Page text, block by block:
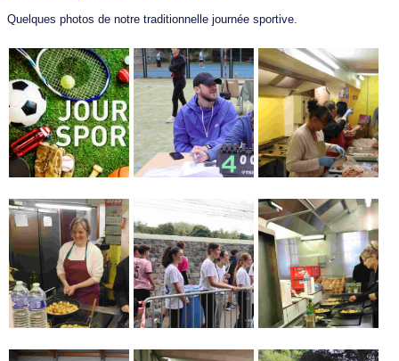
Quelques photos de notre traditionnelle journée sportive.